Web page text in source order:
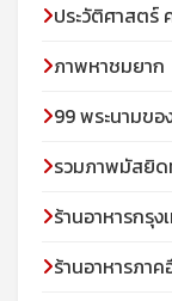
ประวัติศาสตร์
ภาพหาชมยาก
99 พระนามขอ
รวมภาพมัสยิด
ร้านอาหารกรุง
ร้านอาหารภา